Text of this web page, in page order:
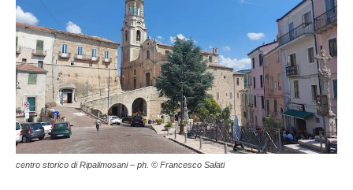
centro storico di Ripalimosani – ph. © Francesco Salati